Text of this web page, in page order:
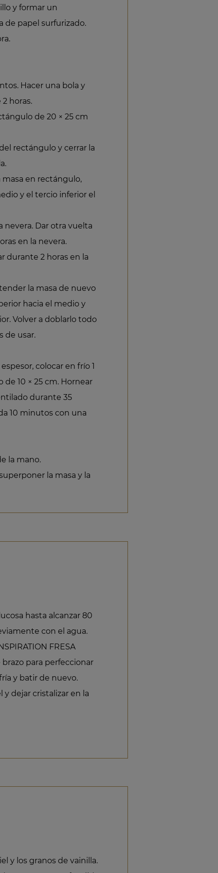
y formar un
de papel surfurizado.
Hacer una bola y
horas.
de 20 × 25 cm
rectángulo y cerrar la
en rectángulo,
y el tercio inferior el
nevera. Dar otra vuelta
en la nevera.
durante 2 horas en la
la masa de nuevo
hacia el medio y
Volver a doblarlo todo
de usar.
colocar en frío 1
10 × 25 cm. Hornear
durante 35
10 minutos con una
la mano.
la masa y la
hasta alcanzar 80
con el agua.
FRESA
para perfeccionar
y batir de nuevo.
dejar cristalizar en la
y los granos de vainilla.